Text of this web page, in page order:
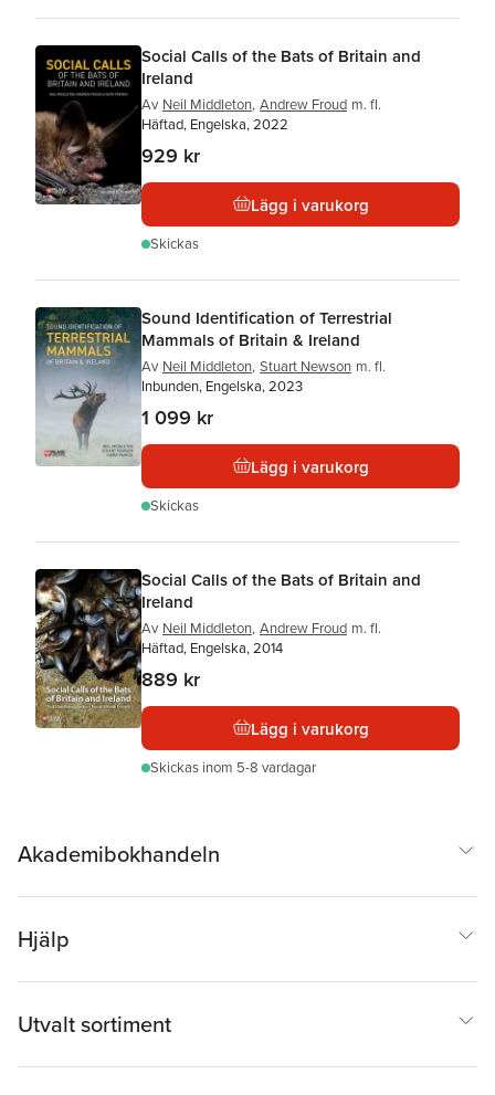
Social Calls of the Bats of Britain and
Ireland
Av Neil Middleton, Andrew Froud m. fl.
Häftad, Engelska, 2022
929 kr
Lägg i varukorg
Skickas
Sound Identification of Terrestrial
Mammals of Britain & Ireland
Av Neil Middleton, Stuart Newson m. fl.
Inbunden, Engelska, 2023
1 099 kr
Lägg i varukorg
Skickas
Social Calls of the Bats of Britain and
Ireland
Av Neil Middleton, Andrew Froud m. fl.
Häftad, Engelska, 2014
889 kr
Lägg i varukorg
Skickas inom 5-8 vardagar
Akademibokhandeln
Hjälp
Utvalt sortiment